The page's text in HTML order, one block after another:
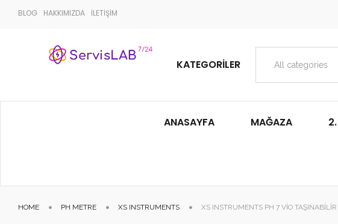
BLOG HAKKIMIZDA İLETİŞİM
KATEGORILER All categories
ANASAYFA MAĞAZA
HOME PH METRE XS INSTRUMENTS XS INSTRUMENTS PH 7 VIO